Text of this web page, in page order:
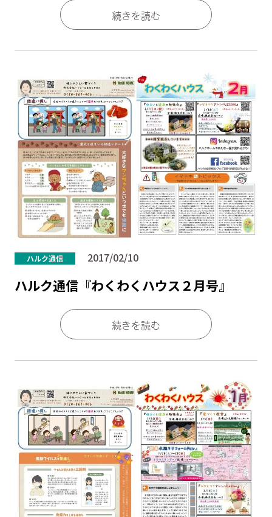
続きを読む
ハルク通信 2017/02/10
ハルク通信『わくわくハウス２月号』
続きを読む